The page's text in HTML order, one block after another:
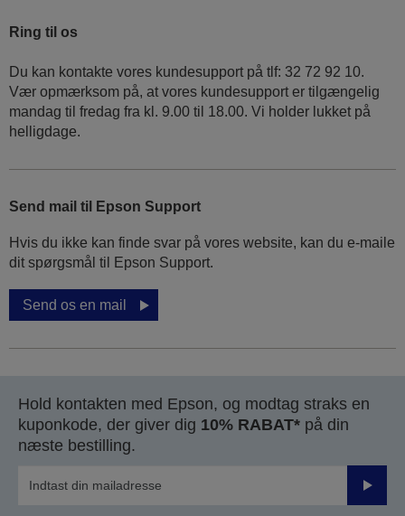
Ring til os
Du kan kontakte vores kundesupport på tlf: 32 72 92 10.
Vær opmærksom på, at vores kundesupport er tilgængelig
mandag til fredag ​​fra kl. 9.00 til 18.00. Vi holder lukket på
helligdage.
Send mail til Epson Support
Hvis du ikke kan finde svar på vores website, kan du e-maile
dit spørgsmål til Epson Support.
Send os en mail
Hold kontakten med Epson, og modtag straks en
kuponkode, der giver dig 10% RABAT* på din
næste bestilling.
Send